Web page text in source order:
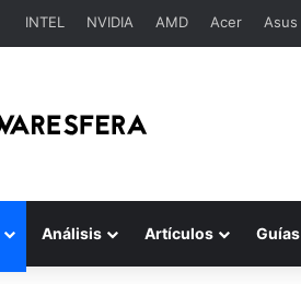
INTEL NVIDIA AMD Acer Asus
Análisis Artículos